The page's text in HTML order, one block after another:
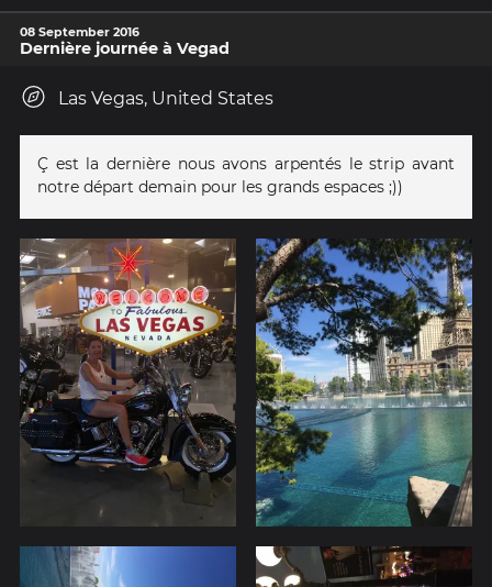
08 September 2016
Dernière journée à Vegad
Las Vegas, United States
Ç est la dernière nous avons arpentés le strip avant
notre départ demain pour les grands espaces ;))